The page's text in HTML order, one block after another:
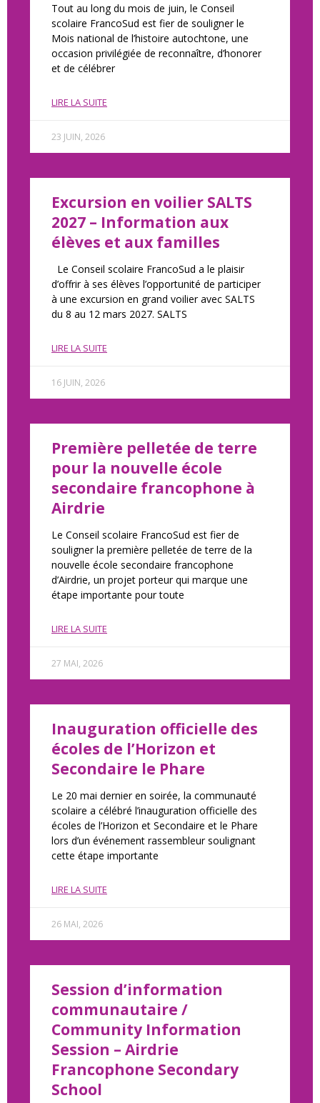
Tout au long du mois de juin, le Conseil
scolaire FrancoSud est fier de souligner le
Mois national de l’histoire autochtone, une
occasion privilégiée de reconnaître, d’honorer
et de célébrer
LIRE LA SUITE
23 JUIN, 2026
Excursion en voilier SALTS
2027 – Information aux
élèves et aux familles
Le Conseil scolaire FrancoSud a le plaisir
d’offrir à ses élèves l’opportunité de participer
à une excursion en grand voilier avec SALTS
du 8 au 12 mars 2027. SALTS
LIRE LA SUITE
16 JUIN, 2026
Première pelletée de terre
pour la nouvelle école
secondaire francophone à
Airdrie
Le Conseil scolaire FrancoSud est fier de
souligner la première pelletée de terre de la
nouvelle école secondaire francophone
d’Airdrie, un projet porteur qui marque une
étape importante pour toute
LIRE LA SUITE
27 MAI, 2026
Inauguration officielle des
écoles de l’Horizon et
Secondaire le Phare
Le 20 mai dernier en soirée, la communauté
scolaire a célébré l’inauguration officielle des
écoles de l’Horizon et Secondaire et le Phare
lors d’un événement rassembleur soulignant
cette étape importante
LIRE LA SUITE
26 MAI, 2026
Session d’information
communautaire /
Community Information
Session – Airdrie
Francophone Secondary
School